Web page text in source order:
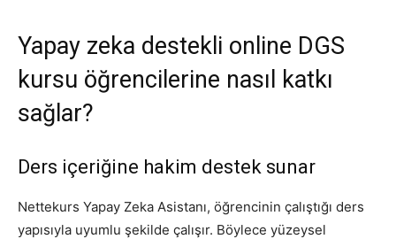
Yapay zeka destekli online DGS
kursu öğrencilerine nasıl katkı
sağlar?
Ders içeriğine hakim destek sunar
Nettekurs Yapay Zeka Asistanı, öğrencinin çalıştığı ders
yapısıyla uyumlu şekilde çalışır. Böylece yüzeysel